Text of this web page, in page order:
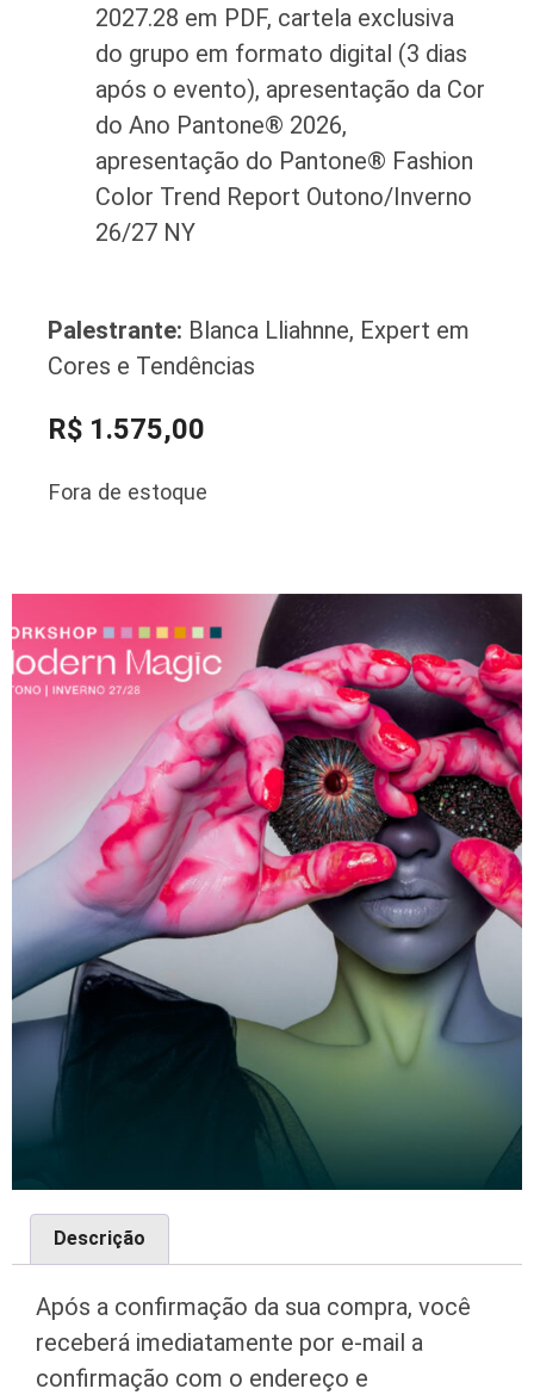
2027.28 em PDF, cartela exclusiva
do grupo em formato digital (3 dias
após o evento), apresentação da Cor
do Ano Pantone® 2026,
apresentação do Pantone® Fashion
Color Trend Report Outono/Inverno
26/27 NY
Palestrante: Blanca Lliahnne, Expert em
Cores e Tendências
R$ 1.575,00
Fora de estoque
Descrição
Após a confirmação da sua compra, você
receberá imediatamente por e-mail a
confirmação com o endereço e